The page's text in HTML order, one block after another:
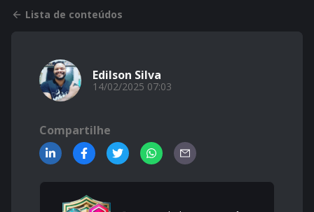
Lista de conteúdos
Edilson Silva
14/02/2025 07:03
Compartilhe